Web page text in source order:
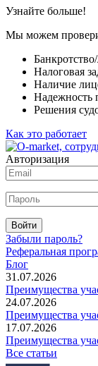
Узнайте больше!
Мы можем
Налоговая
Наличие
Надежность
Решения
Как это работает
Авторизация
Войти
Забыли пароль?
Реферальная
Блог
31.07.2026
Преимущества
24.07.2026
Преимущества
17.07.2026
Преимущества
Все статьи